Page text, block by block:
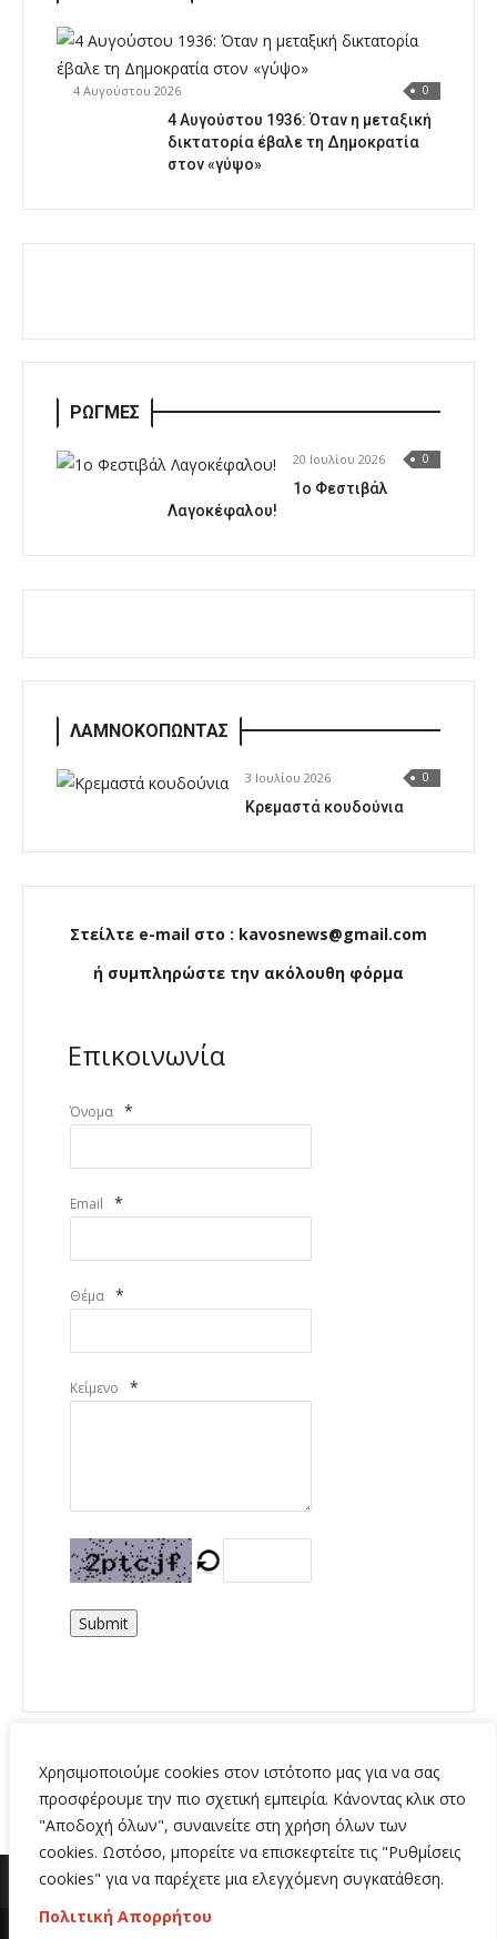
Χρησιμοποιούμε cookies στον ιστότοπο μας για να σας
προσφέρουμε την πιο σχετική εμπειρία. Κάνοντας κλικ στο
"Αποδοχή όλων", συναινείτε στη χρήση όλων των
cookies. Ωστόσο, μπορείτε να επισκεφτείτε τις "Ρυθμίσεις
cookies" για να παρέχετε μια ελεγχόμενη συγκατάθεση.
Πολιτική Απορρήτου
4 Αυγούστου 2026 0
4 Αυγούστου 1936: Όταν η μεταξική
δικτατορία έβαλε τη Δημοκρατία
στον «γύψο»
ΡΩΓΜΕΣ
20 Ιουλίου 2026 0
1o Φεστιβάλ
Λαγοκέφαλου!
ΛΑΜΝΟΚΟΠΩΝΤΑΣ
3 Ιουλίου 2026 0
Κρεμαστά κουδούνια
Στείλτε e-mail στο : kavosnews@gmail.com
ή συμπληρώστε την ακόλουθη φόρμα
Επικοινωνία
Όνομα *
Email *
Θέμα *
Κείμενο *
Submit